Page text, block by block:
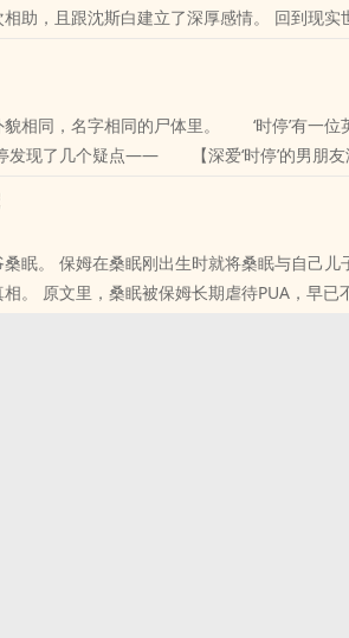
助，且跟沈斯白建立了深厚感情。 回到现实
亮老婆是无限BOSS》还不错的话请不要忘记
相同，名字相同的尸体里。 ‘时停’有一位
现了几个疑点—— 【深爱‘时停’的男朋友
忆后它们都想占有我》还不错的话请不要忘
眠。 保姆在桑眠刚出生时就将桑眠与自己儿
。 原文里，桑眠被保姆长期虐待PUA，早已